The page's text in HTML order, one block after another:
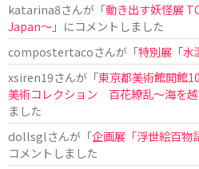
katarina8さんが「動き出す妖怪展
Japan〜」にコメントしました
compostertacoさんが「特別展「水
xsiren19さんが「東京都美術館開館
美術コレクション 百花繚乱～海を
ました
dollsglさんが「企画展「浮世絵百物
コメントしました